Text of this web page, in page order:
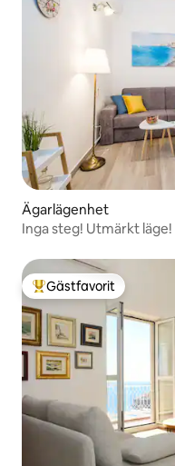
Ägarlägenhet
Inga steg! Utmärkt läge!
Populär gästfavorit
Gästfavorit